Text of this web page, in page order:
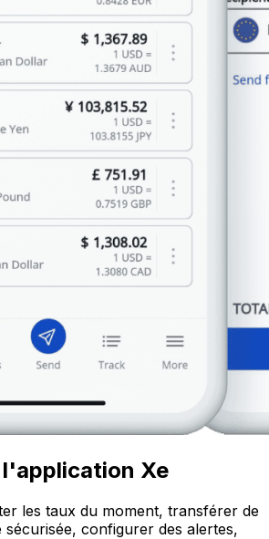
Xe
les taux du moment, transférer de
sécurisée, configurer des alertes,